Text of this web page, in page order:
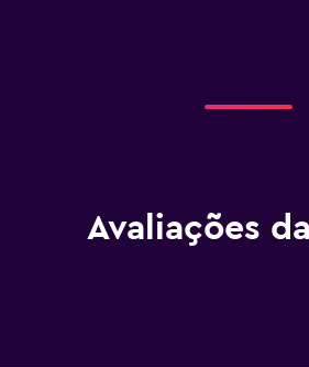
Avaliações